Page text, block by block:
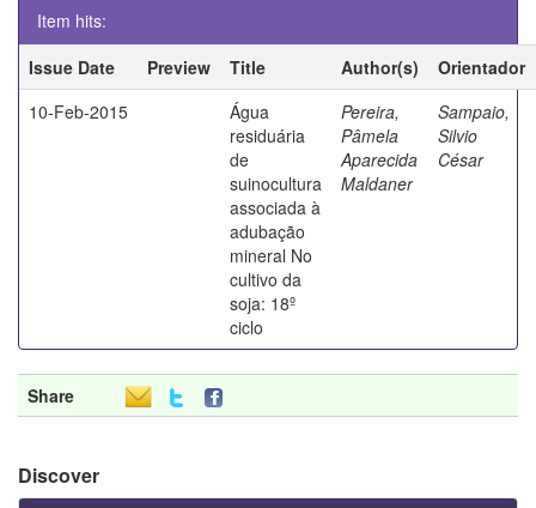
Item hits:
Issue Date
Preview Title Author(s)
Orientador
10-Feb-2015
Água
residuária
de
suinocultura
associada à
adubação
mineral No
cultivo da
soja: 18º
ciclo
Pereira,
Pâmela
Aparecida
Maldaner
Sampaio,
Silvio
César
Share
Discover